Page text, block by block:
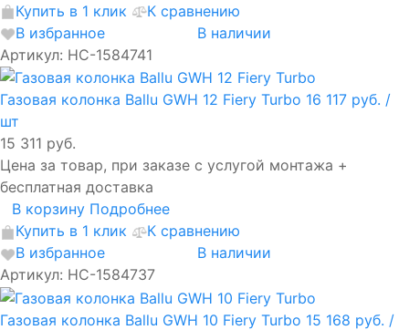
Купить в 1 клик
К сравнению
В избранное
В наличии
Артикул: НС-1584741
Газовая колонка Ballu GWH 12 Fiery Turbo 16 117 руб. /
шт
15 311 руб.
Цена за товар, при заказе с услугой монтажа +
бесплатная доставка
В корзину Подробнее
Купить в 1 клик
К сравнению
В избранное
В наличии
Артикул: НС-1584737
Газовая колонка Ballu GWH 10 Fiery Turbo 15 168 руб. /